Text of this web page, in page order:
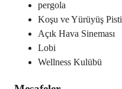
pergola
Koşu ve Yürüyüş Pisti
Açık Hava Sineması
Lobi
Wellness Kulübü